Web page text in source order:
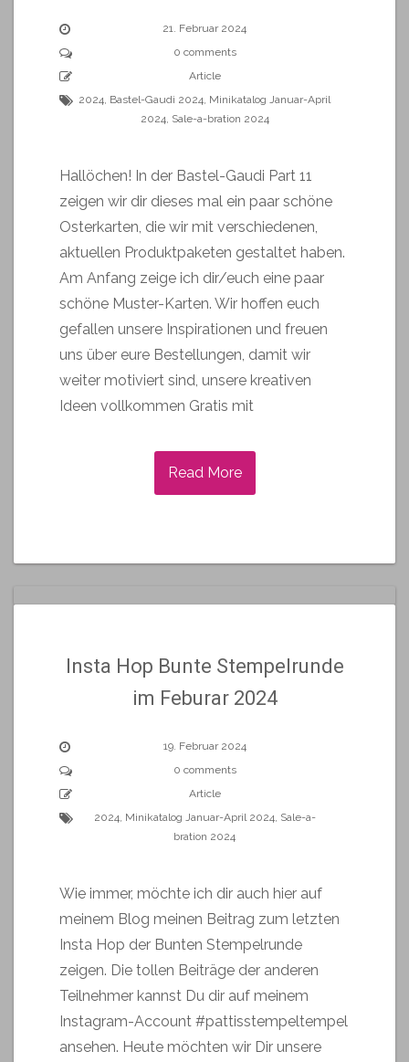
21. Februar 2024
0 comments
Article
2024, Bastel-Gaudi 2024, Minikatalog Januar-April
2024, Sale-a-bration 2024
Hallöchen! In der Bastel-Gaudi Part 11
zeigen wir dir dieses mal ein paar schöne
Osterkarten, die wir mit verschiedenen,
aktuellen Produktpaketen gestaltet haben.
Am Anfang zeige ich dir/euch eine paar
schöne Muster-Karten. Wir hoffen euch
gefallen unsere Inspirationen und freuen
uns über eure Bestellungen, damit wir
weiter motiviert sind, unsere kreativen
Ideen vollkommen Gratis mit
Read More
Insta Hop Bunte Stempelrunde
im Feburar 2024
19. Februar 2024
0 comments
Article
2024, Minikatalog Januar-April 2024, Sale-a-
bration 2024
Wie immer, möchte ich dir auch hier auf
meinem Blog meinen Beitrag zum letzten
Insta Hop der Bunten Stempelrunde
zeigen. Die tollen Beiträge der anderen
Teilnehmer kannst Du dir auf meinem
Instagram-Account #pattisstempeltempel
ansehen. Heute möchten wir Dir unsere